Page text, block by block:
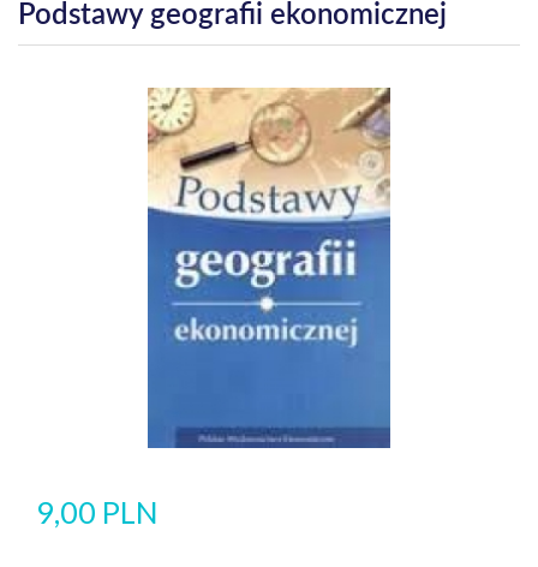
Podstawy geografii ekonomicznej
9,00 PLN